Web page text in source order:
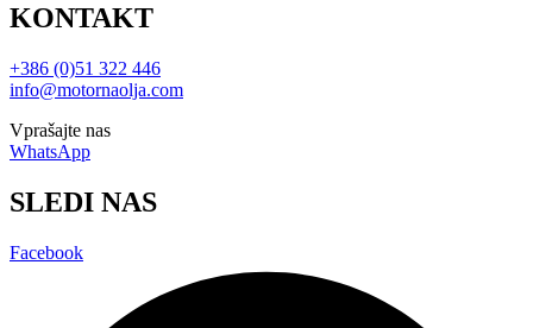
KONTAKT
+386 (0)51 322 446
info@motornaolja.com
Vprašajte nas
WhatsApp
SLEDI NAS
Facebook